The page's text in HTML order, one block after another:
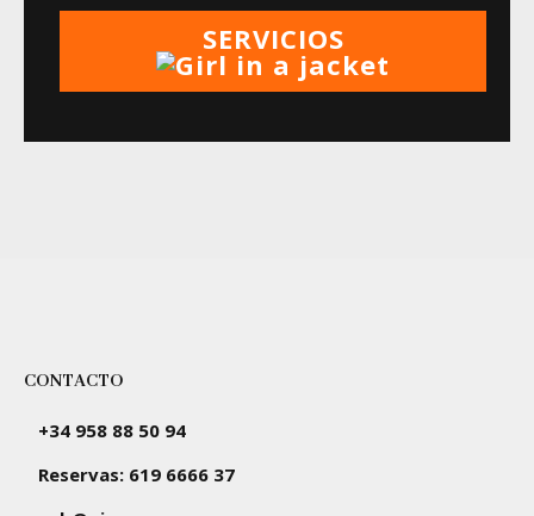
SERVICIOS
CONTACTO
+34 958 88 50 94
Reservas: 619 6666 37